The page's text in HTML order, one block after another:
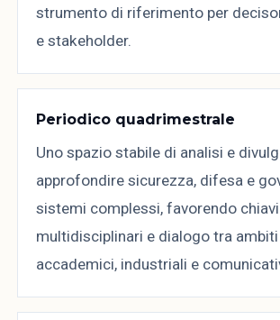
strumento di riferimento per
e stakeholder.
Periodico quadrimestrale
Uno spazio stabile di analisi e
approfondire sicurezza, difesa e
sistemi complessi, favorendo
multidisciplinari e dialogo tra
accademici, industriali e